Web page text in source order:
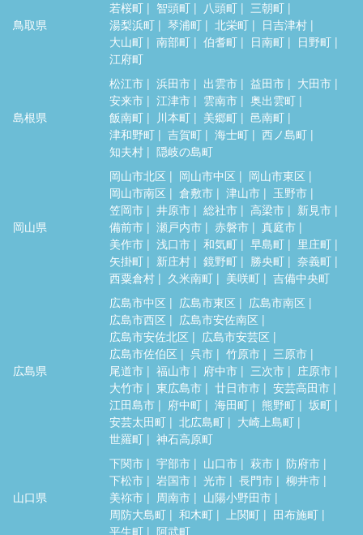
鳥取県
若桜町
智頭町 八頭町
三朝町
湯梨浜町
琴浦町 北栄町
日吉津村
大山町
南部町 伯耆町 日南町
日野町
江府町
島根県
松江市 浜田市 出雲市 益田市
大田市
安来市
江津市 雲南市
奥出雲町
飯南町
川本町 美郷町
邑南町
津和野町
吉賀町 海士町
西ノ島町
知夫村
隠岐の島町
岡山県
岡山市北区 岡山市中区
岡山市東区
岡山市南区
倉敷市 津山市
玉野市
笠岡市
井原市 総社市 高梁市
新見市
備前市
瀬戸内市 赤磐市
真庭市
美作市
浅口市 和気町 早島町
里庄町
矢掛町
新庄村 鏡野町 勝央町
奈義町
西粟倉村
久米南町 美咲町 吉備中央町
広島県
広島市中区 広島市東区
広島市南区
広島市西区
広島市安佐南区
広島市安佐北区
広島市安芸区
広島市佐伯区
呉市 竹原市
三原市
尾道市
福山市 府中市 三次市
庄原市
大竹市
東広島市 廿日市市
安芸高田市
江田島市
府中町 海田町 熊野町
坂町
安芸太田町
北広島町
大崎上島町
世羅町
神石高原町
山口県
下関市 宇部市 山口市 萩市
防府市
下松市
岩国市 光市 長門市
柳井市
美祢市
周南市
山陽小野田市
周防大島町
和木町 上関町
田布施町
平生町
阿武町